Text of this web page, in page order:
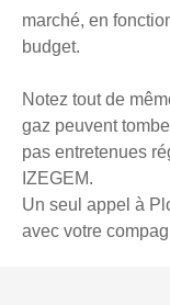
marché, en
budget.
Notez tout de
gaz peuvent
pas entretenues
IZEGEM.
Un seul appel à
avec votre